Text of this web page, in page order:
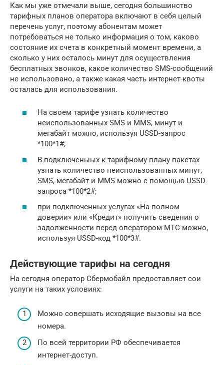
Как мы уже отмечали выше, сегодня большинство
тарифных планов оператора включают в себя целый
перечень услуг, поэтому абонентам может
потребоваться не только информация о том, каково
состояние их счета в конкретный момент времени, а
сколько у них осталось минут для осуществления
бесплатных звонков, какое количество SMS-сообщений
не использовано, а также какая часть интернет-квоты
осталась для использования.
На своем тарифе узнать количество
неиспользованных SMS и MMS, минут и
мегабайт можно, используя USSD-запрос
*100*1#;
В подключеныых к тарифному плану пакетах
узнать количество неиспользованных минут,
SMS, мегабайт и MMS можно с помощью USSD-
запроса *100*2#;
при подключенных услугах «На полном
доверии» или «Кредит» получить сведения о
задолженности перед оператором МТС можно,
используя USSD-код *100*3#.
Действующие тарифы на сегодня
На сегодня оператор Сбермобайл предоставляет сои
услуги на таких условиях:
Можно совершать исходящие вызовы на все
номера.
По всей территории РФ обеспечивается
интернет-доступ.